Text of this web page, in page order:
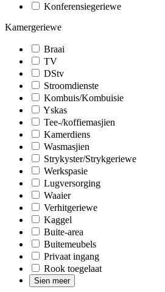
Konferensiegeriewe
Kamergeriewe
Braai
TV
DStv
Stroomdienste
Kombuis/Kombuisie
Yskas
Tee-/koffiemasjien
Kamerdiens
Wasmasjien
Strykyster/Strykgeriewe
Werkspasie
Lugversorging
Waaier
Verhitgeriewe
Kaggel
Buite-area
Buitemeubels
Privaat ingang
Rook toegelaat
Sien meer